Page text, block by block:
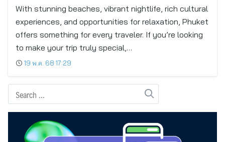
With stunning beaches, vibrant nightlife, rich cultural
experiences, and opportunities for relaxation, Phuket
offers something for every traveler. If you’re looking
to make your trip truly special,…
19 พ.ค. 68 17:29